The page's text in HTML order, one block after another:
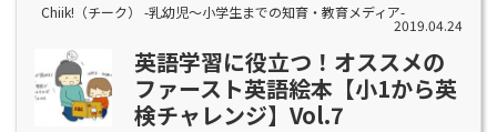
Chiik!（チーク） -乳幼児〜小学生までの知育・教育メディア-
2019.04.24
英語学習に役立つ！オススメの
ファースト英語絵本【小1から英
検チャレンジ】Vol.7